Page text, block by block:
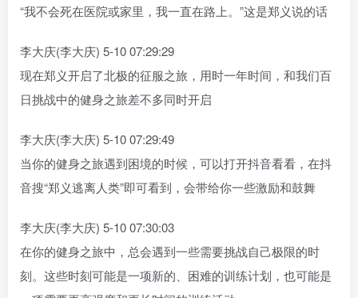
“我不会死在医院或家里，我一直在路上。”这是郑义说的话
李大庆(李大庆) 5-10 07:29:29
现在郑义开启了北极的征服之旅，用时一年时间，和我们百
日挑战中的健身之旅差不多同时开启
李大庆(李大庆) 5-10 07:29:49
当你的健身之旅遇到困境的时候，可以打开抖音看看，在抖
音搜“郑义逃离人类”即可看到，会带给你一些激励和鼓舞
李大庆(李大庆) 5-10 07:30:03
在你的健身之旅中，总会遇到一些需要挑战自己极限的时
刻。这些时刻可能是一项新的、困难的训练计划，也可能是